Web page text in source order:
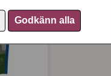
Godkänn alla